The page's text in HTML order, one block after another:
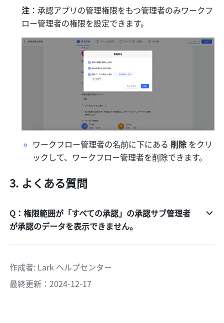
注 ：承認アプリの管理権限をもつ管理者のみワークフ
ロー管理者の権限を設定できます。
ワークフロー管理者の名前に下にある 削除 をクリ
ックして、ワークフロー管理者を削除できます。
よくある質問
Q：権限範囲が「すべての承認」の承認サブ管理者
が承認のデータを表示できません。
作成者: Lark ヘルプセンター
最終更新：2024-12-17